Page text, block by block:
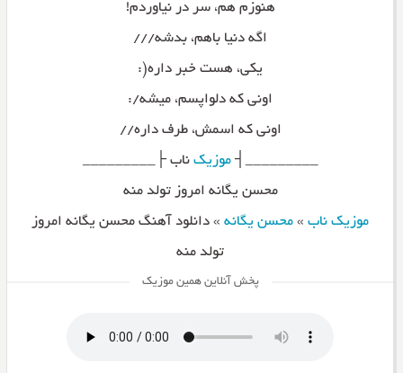
هنوزم هم، سر در نیاوردم!
اگه دنیا باهم، بدشه///
یکی، هست خبر داره(:
اونی که دلواپسم، میشه/:
اونی که اسمش، طرف داره//
_________┤موزیک ناب ├_________
محسن یگانه امروز تولد منه
موزیک ناب» محسن یگانه» دانلود آهنگ محسن یگانه امروز
تولد منه
پخش آنلاین همین موزیک